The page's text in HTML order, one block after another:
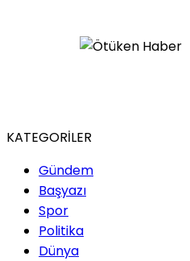
KATEGORİLER
Gündem
Başyazı
Spor
Politika
Dünya